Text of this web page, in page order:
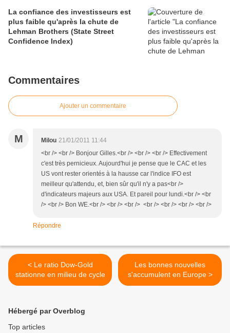
La confiance des investisseurs est
plus faible qu'après la chute de
Lehman Brothers (State Street
Confidence Index)
Commentaires
Ajouter un commentaire
M Milou 21/01/2011 11:44
<br /> <br /> Bonjour Gilles.<br /> <br /> <br /> Effectivement
c'est très pernicieux. Aujourd'hui je pense que le CAC et les
US vont rester orientés à la hausse car l'indice IFO est
meilleur qu'attendu, et, bien sûr qu'il n'y a pas<br />
d'indicateurs majeurs aux USA. Et pareil pour lundi.<br /> <br
/> <br /> Bon WE.<br /> <br /> <br /> <br /> <br /> <br /> <br />
Répondre
< Le ratio Dow-Gold
stationne en milieu de cycle
Les bonnes nouvelles
s'accumulent en Europe >
Hébergé par Overblog
Top articles